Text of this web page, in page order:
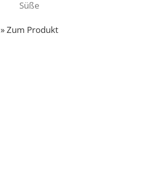
Süße
» Zum Produkt